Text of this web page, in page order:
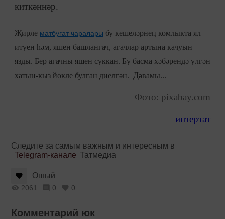
киткәннәр.
Җирле матбугат чаралары бу кешеләрнең комлыкта ял
итүен һәм, яшен башлангач, агачлар артына качуын
язды. Бер агачны яшен суккан. Бу басма хәбәрендә үлгән
хатын-кыз йөкле булган диелгән. Дәвамы...
Фото: pixabay.com
интертат
Следите за самым важным и интересным в
Telegram-канале Татмедиа
Ошый
2061 0 0
Комментарий юк